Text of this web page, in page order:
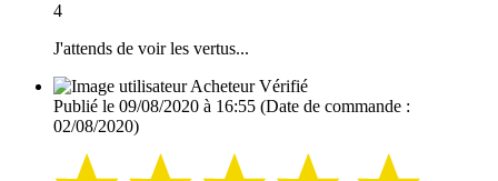
4
J'attends de voir les vertus...
Acheteur Vérifié
Publié le 09/08/2020 à 16:55 (Date de commande :
02/08/2020)